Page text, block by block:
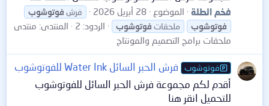
فخم الطلة الموضوع 28 أبريل 2026 فرش فوتوشوب
فوتوشوب
ملحقات فوتوشوب الردود: 2 المنتدى: منتدى
ملحقات برامج التصميم والمونتاج
فوتوشوب
فرش الحبر السائل Water Ink للفوتوشوب
أقدم لكم مجموعة فرش الحبر السائل للفوتوشوب
للتحميل انقر هنا